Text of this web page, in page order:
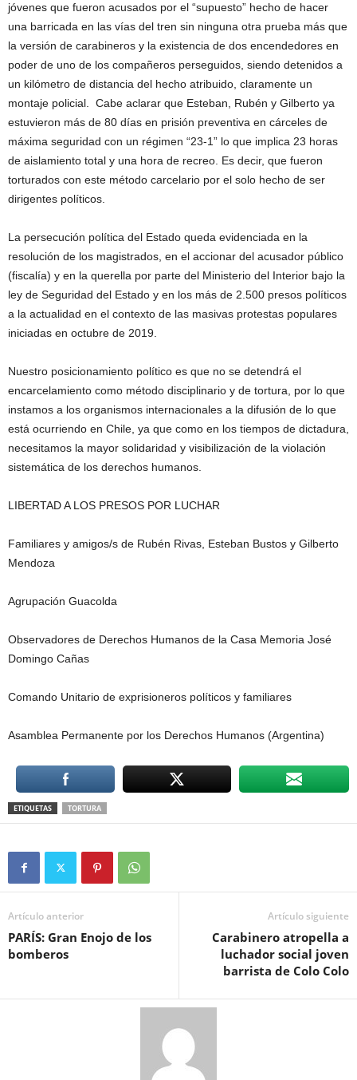
jóvenes que fueron acusados por el “supuesto” hecho de hacer
una barricada en las vías del tren sin ninguna otra prueba más que
la versión de carabineros y la existencia de dos encendedores en
poder de uno de los compañeros perseguidos, siendo detenidos a
un kilómetro de distancia del hecho atribuido, claramente un
montaje policial. Cabe aclarar que Esteban, Rubén y Gilberto ya
estuvieron más de 80 días en prisión preventiva en cárceles de
máxima seguridad con un régimen “23-1” lo que implica 23 horas
de aislamiento total y una hora de recreo. Es decir, que fueron
torturados con este método carcelario por el solo hecho de ser
dirigentes políticos.
La persecución política del Estado queda evidenciada en la
resolución de los magistrados, en el accionar del acusador público
(fiscalía) y en la querella por parte del Ministerio del Interior bajo la
ley de Seguridad del Estado y en los más de 2.500 presos políticos
a la actualidad en el contexto de las masivas protestas populares
iniciadas en octubre de 2019.
Nuestro posicionamiento político es que no se detendrá el
encarcelamiento como método disciplinario y de tortura, por lo que
instamos a los organismos internacionales a la difusión de lo que
está ocurriendo en Chile, ya que como en los tiempos de dictadura,
necesitamos la mayor solidaridad y visibilización de la violación
sistemática de los derechos humanos.
LIBERTAD A LOS PRESOS POR LUCHAR
Familiares y amigos/s de Rubén Rivas, Esteban Bustos y Gilberto
Mendoza
Agrupación Guacolda
Observadores de Derechos Humanos de la Casa Memoria José
Domingo Cañas
Comando Unitario de exprisioneros políticos y familiares
Asamblea Permanente por los Derechos Humanos (Argentina)
ETIQUETAS TORTURA
Artículo anterior
PARÍS: Gran Enojo de los
bomberos
Artículo siguiente
Carabinero atropella a
luchador social joven
barrista de Colo Colo